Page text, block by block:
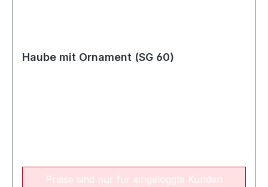
Haube mit Ornament (SG 60)
Preise sind nur für eingeloggte Kunden